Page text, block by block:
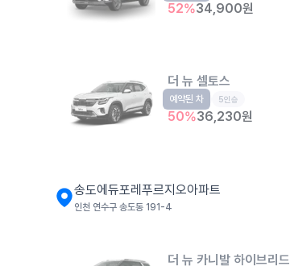
52%34,900원
더 뉴 셀토스
소형SUV 5인승
50%36,230원
예약된 차
송도에듀포레푸르지오아파트
인천 연수구 송도동 191-4
더 뉴 카니발 하이브리드